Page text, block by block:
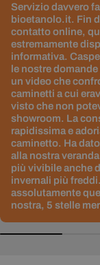
Servizio davvero
bioetanolo.it. Fin
contatto online,
estremamente
informativa.
le nostre
un video che
caminetti a cui
visto che non
showroom. La
rapidissima e
caminetto. Ha
alla nostra
più vivibile anche
invernali più
assolutamente
nostra, 5 stelle